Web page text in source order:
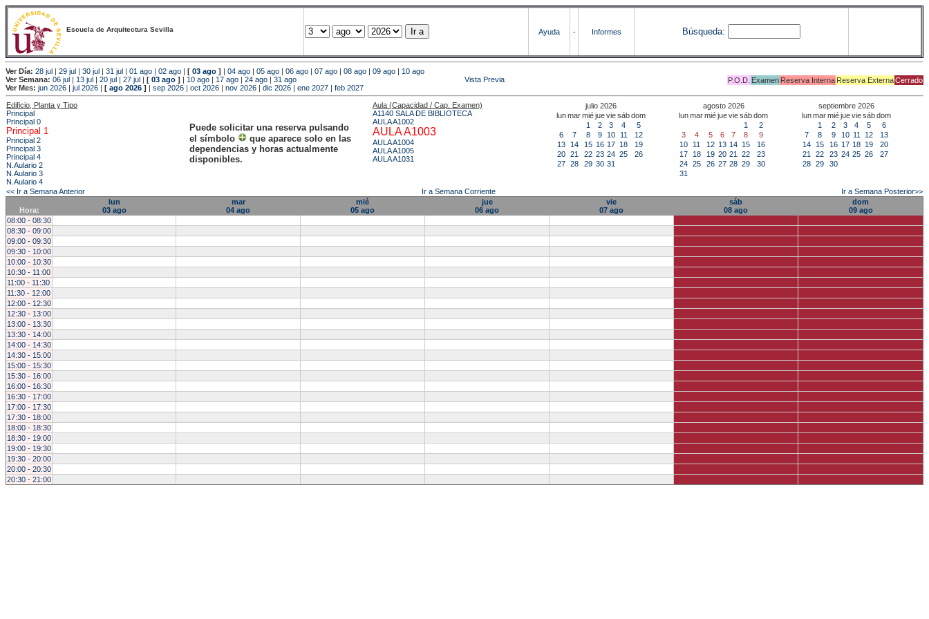
Escuela de Arquitectura Sevilla Ayuda - Informes Búsqueda:
Ver Día: 28 jul | 29 jul | 30 jul | 31 jul | 01 ago | 02 ago | [ 03 ago ] | 04 ago | 05 ago | 06 ago | 07 ago | 08 ago | 09 ago | 10 ago
Ver Semana: 06 jul | 13 jul | 20 jul | 27 jul | [ 03 ago ] | 10 ago | 17 ago | 24 ago | 31 ago P.O.D. Examen Reserva Interna Reserva ExternaCerrado
Vista Previa
Ver Mes: jun 2026 | jul 2026 | [ ago 2026 ] | sep 2026 | oct 2026 | nov 2026 | dic 2026 | ene 2027 | feb 2027
Edificio, Planta y Tipo
Principal
Principal 0
Principal 1
Principal 2
Principal 3
Principal 4
N.Aulario 2
N.Aulario 3
N.Aulario 4
Puede solicitar una reserva pulsando
el símbolo
que aparece solo en las
dependencias y horas actualmente
disponibles.
Aula (Capacidad / Cap. Examen)
A1140 SALA DE BIBLIOTECA
AULA A1002
AULA A1003
AULA A1004
AULA A1005
AULA A1031
julio 2026
lunmarmiéjueviesábdom
1
2 3 4
5
6
7 8 9 10 11
12
13
14 15 16 17 18
19
20 21 22 23 24 25
26
27 28 29 30 31
agosto 2026
lunmarmiéjueviesábdom
1
2
3
4 5 6 7 8
9
10
11 12 13 14 15
16
17
18 19 20 21 22
23
24 25 26 27 28 29
30
31
septiembre 2026
lunmarmiéjueviesábdom
1
2 3 4 5
6
7
8 9 10 11 12
13
14
15 16 17 18 19
20
21
22 23 24 25 26
27
28 29 30
<< Ir a Semana Anterior Ir a Semana Corriente Ir a Semana Posterior>>
Hora:
lun
03 ago
mar
04 ago
mié
05 ago
jue
06 ago
vie
07 ago
sáb
08 ago
dom
09 ago
08:00 - 08:30
08:30 - 09:00
09:00 - 09:30
09:30 - 10:00
10:00 - 10:30
10:30 - 11:00
11:00 - 11:30
11:30 - 12:00
12:00 - 12:30
12:30 - 13:00
13:00 - 13:30
13:30 - 14:00
14:00 - 14:30
14:30 - 15:00
15:00 - 15:30
15:30 - 16:00
16:00 - 16:30
16:30 - 17:00
17:00 - 17:30
17:30 - 18:00
18:00 - 18:30
18:30 - 19:00
19:00 - 19:30
19:30 - 20:00
20:00 - 20:30
20:30 - 21:00